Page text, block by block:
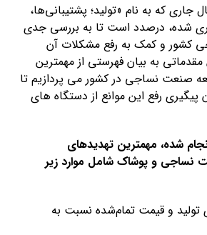
جاری که به نام «تولید؛ پشتیبانی‌ها،
شده، درصدد است تا به بررسی جدی
و کمک به رفع مشکلات آن
مقدماتی به بیان فهرستی از مهمترین
صنعت نساجی در کشور می پردازیم تا
پیگیری رفع این موانع از دستگاه های
شده، مهمترین تهدیدهای
نساجی و پوشاک شامل موارد زیر
تولید و قیمت تمام‌شده نسبت به